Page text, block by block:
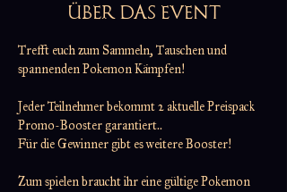
ÜBER DAS EVENT
Trefft euch zum Sammeln, Tauschen und
spannenden Pokemon Kämpfen!
Jeder Teilnehmer bekommt 2 aktuelle Preispack
Promo-Booster garantiert..
Für die Gewinner gibt es weitere Booster!
Zum spielen braucht ihr eine gültige Pokemon